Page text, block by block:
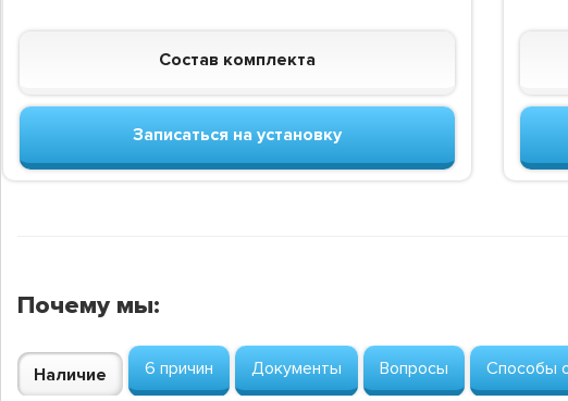
Состав комплекта
Записаться на установку
Почему мы:
Наличие 6 причин Документы Вопросы Способы